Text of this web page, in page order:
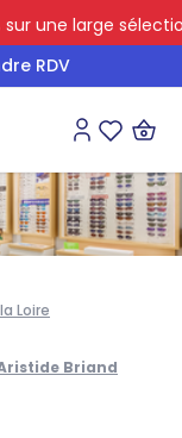
une large sélection
RDV
Connexion
Loire
Briand